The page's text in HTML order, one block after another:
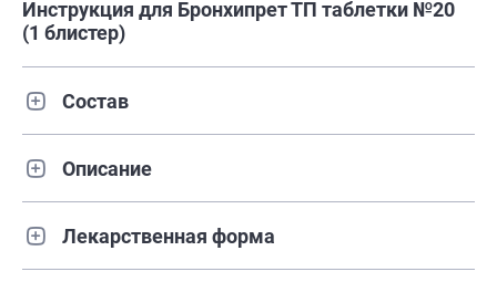
Инструкция для Бронхипрет ТП таблетки №20
(1 блистер)
Состав
Описание
Лекарственная форма